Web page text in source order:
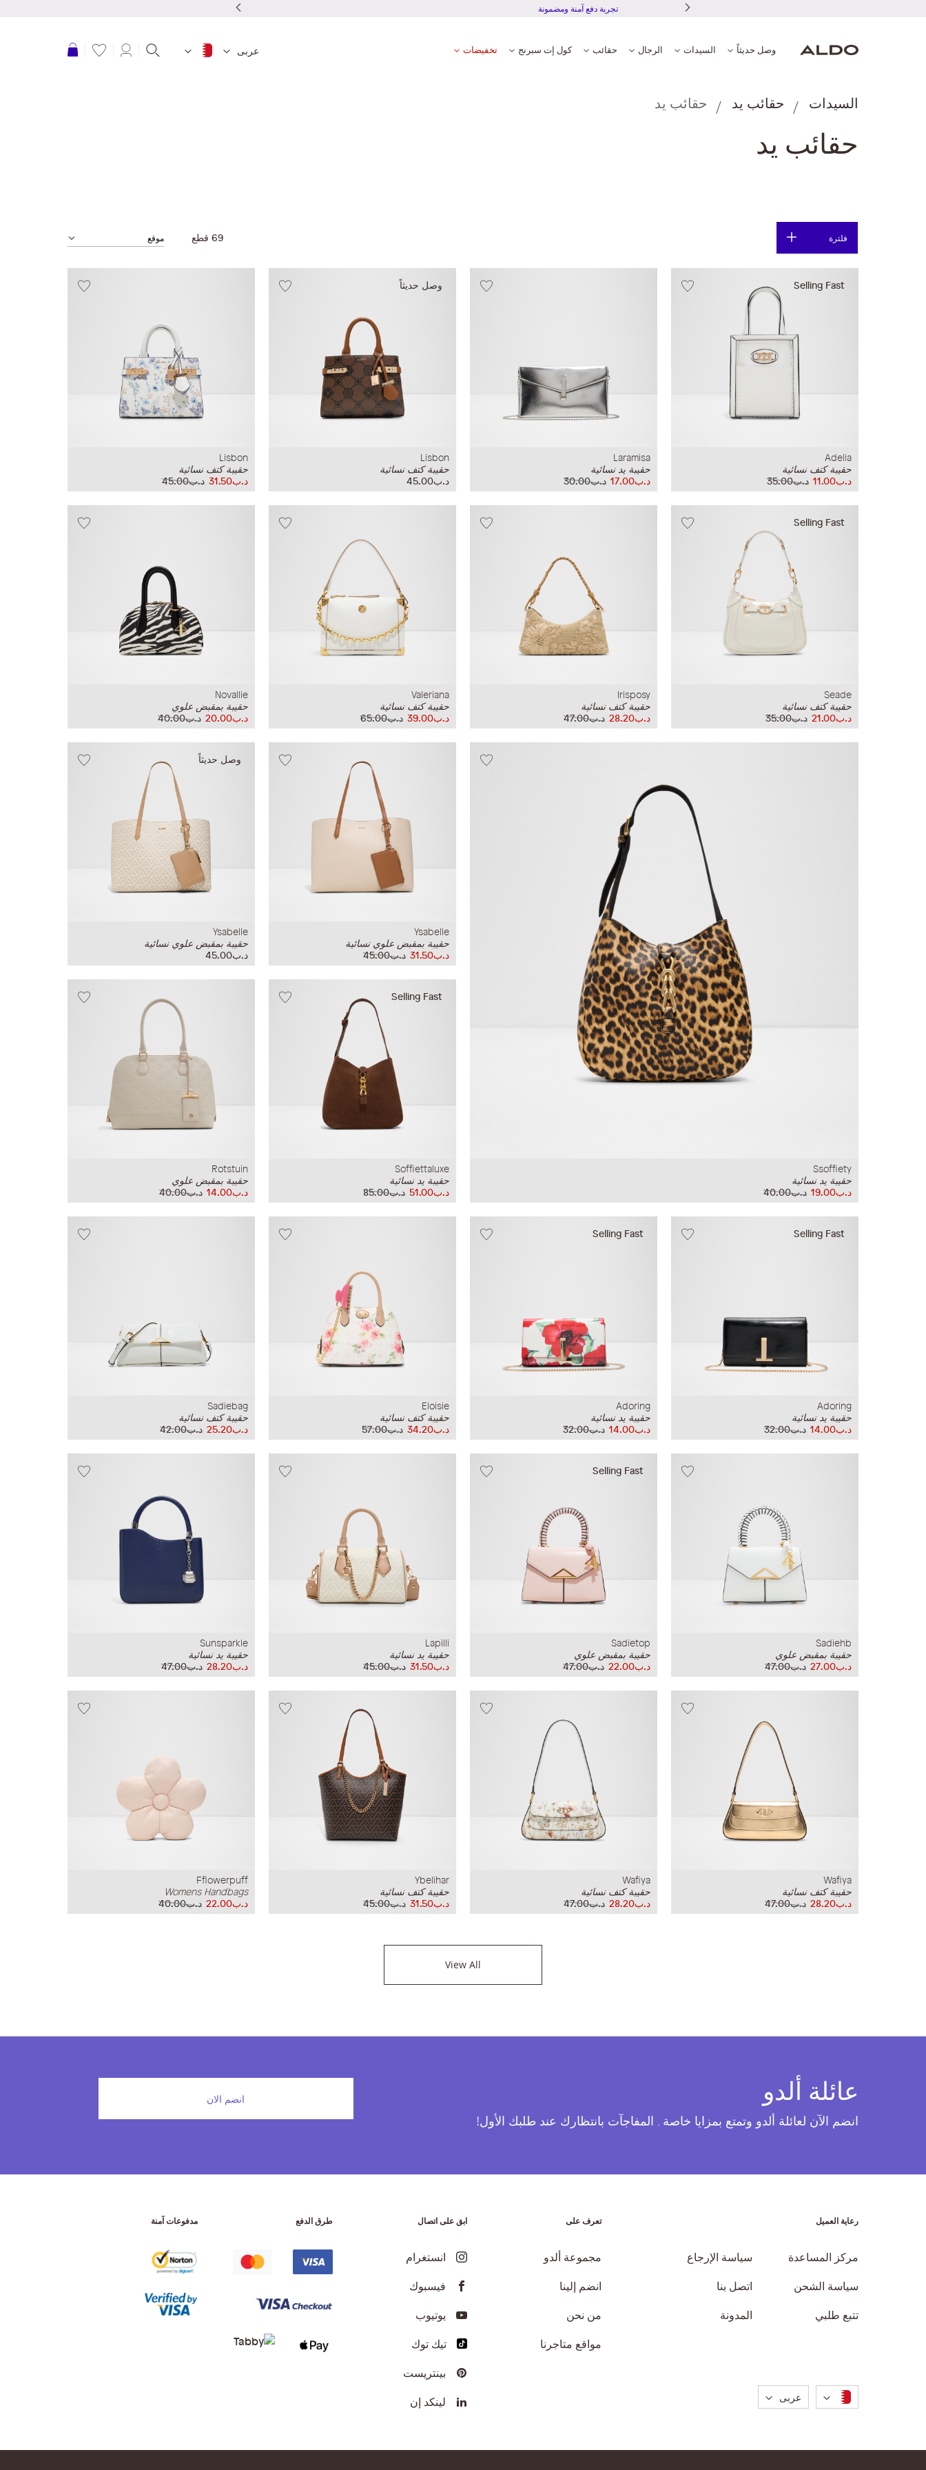
تجربة دفع آمنة ومضمونة
وصل حديثاً السيدات الرجال حقائب كول إت سبرنج تخفيضات عربى عربة التسوق
السيدات حقائب يد حقائب يد
حقائب يد
فلترة 69 قطع
Selling Fast
Adelia
حقيبة كتف نسائية
د.ب35.00
د.ب11.00
Laramisa
حقيبة يد نسائية
د.ب30.00
د.ب17.00
وصل حديثاً
Lisbon
حقيبة كتف نسائية
د.ب45.00
Lisbon
حقيبة كتف نسائية
د.ب45.00
د.ب31.50
Selling Fast
Seade
حقيبة كتف نسائية
د.ب35.00
د.ب21.00
Irisposy
حقيبة كتف نسائية
د.ب47.00
د.ب28.20
Valeriana
حقيبة كتف نسائية
د.ب65.00
د.ب39.00
Novallie
حقيبة بمقبض علوي
د.ب40.00
د.ب20.00
Ssoffiety
حقيبة يد نسائية
د.ب40.00
د.ب19.00
Ysabelle
حقيبة بمقبض علوي نسائية
د.ب45.00
د.ب31.50
وصل حديثاً
Ysabelle
حقيبة بمقبض علوي نسائية
د.ب45.00
Selling Fast
Soffiettaluxe
حقيبة يد نسائية
د.ب85.00
د.ب51.00
Rotstuin
حقيبة بمقبض علوي
د.ب40.00
د.ب14.00
Selling Fast
Adoring
حقيبة يد نسائية
د.ب32.00
د.ب14.00
Selling Fast
Adoring
حقيبة يد نسائية
د.ب32.00
د.ب14.00
Eloisie
حقيبة كتف نسائية
د.ب57.00
د.ب34.20
Sadiebag
حقيبة كتف نسائية
د.ب42.00
د.ب25.20
Sadiehb
حقيبة بمقبض علوي
د.ب47.00
د.ب27.00
Selling Fast
Sadietop
حقيبة بمقبض علوي
د.ب47.00
د.ب22.00
Lapilli
حقيبة يد نسائية
د.ب45.00
د.ب31.50
Sunsparkle
حقيبة يد نسائية
د.ب47.00
د.ب28.20
Wafiya
حقيبة كتف نسائية
د.ب47.00
د.ب28.20
Wafiya
حقيبة كتف نسائية
د.ب47.00
د.ب28.20
Ybelihar
حقيبة كتف نسائية
د.ب45.00
د.ب31.50
Fflowerpuff
Womens Handbags
د.ب40.00
د.ب22.00
View All
عائلة ألدو
انضم الآن لعائلة ألدو وتمتع بمزايا خاصة . المفاجآت بانتظارك عند طلبك الأول!
انضم الان
رعاية العميل
مركز المساعدة
سياسة الإرجاع
سياسة الشحن
اتصل بنا
تتبع طلبي
المدونة
تعرف على
مجموعة ألدو
انضم إلينا
من نحن
مواقع متاجرنا
ابق على اتصال
انستغرام
فيسبوك
يوتيوب
تيك توك
بينتريست
لينكد إن
طرق الدفع مدفوعات آمنة
لغة
عربى